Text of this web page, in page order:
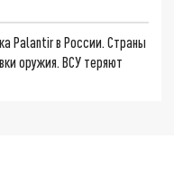
Palantir в России. Страны
оружия. ВСУ теряют